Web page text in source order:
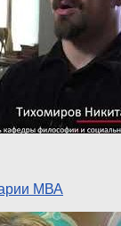
МВА